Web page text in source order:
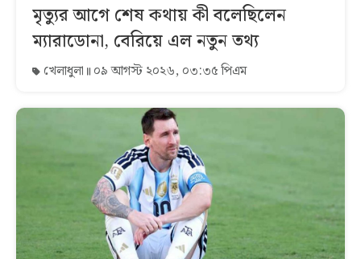
মৃত্যুর আগে শেষ কথায় কী বলেছিলেন
ম্যারাডোনা, বেরিয়ে এল নতুন তথ্য
খেলাধুলা ০৯ আগস্ট ২০২৬, ০৩:৩৫ পিএম